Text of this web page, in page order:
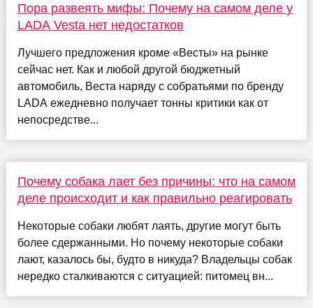
Пора развеять мифы: Почему на самом деле у
LADA Vesta нет недостатков
Лучшего предложения кроме «Весты» на рынке
сейчас нет. Как и любой другой бюджетный
автомобиль, Веста наряду с собратьями по бренду
LADA ежедневно получает тонны критики как от
непосредстве...
Почему собака лает без причины: что на самом
деле происходит и как правильно реагировать
Некоторые собаки любят лаять, другие могут быть
более сдержанными. Но почему некоторые собаки
лают, казалось бы, будто в никуда? Владельцы собак
нередко сталкиваются с ситуацией: питомец вн...